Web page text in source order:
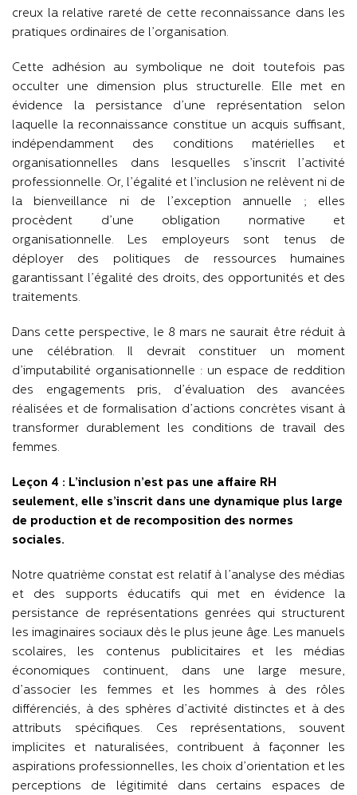
creux la relative rareté de cette reconnaissance dans les
pratiques ordinaires de l’organisation.
Cette adhésion au symbolique ne doit toutefois pas
occulter une dimension plus structurelle. Elle met en
évidence la persistance d’une représentation selon
laquelle la reconnaissance constitue un acquis suffisant,
indépendamment des conditions matérielles et
organisationnelles dans lesquelles s’inscrit l’activité
professionnelle. Or, l’égalité et l’inclusion ne relèvent ni de
la bienveillance ni de l’exception annuelle ; elles
procèdent d’une obligation normative et
organisationnelle. Les employeurs sont tenus de
déployer des politiques de ressources humaines
garantissant l’égalité des droits, des opportunités et des
traitements.
Dans cette perspective, le 8 mars ne saurait être réduit à
une célébration. Il devrait constituer un moment
d’imputabilité organisationnelle : un espace de reddition
des engagements pris, d’évaluation des avancées
réalisées et de formalisation d’actions concrètes visant à
transformer durablement les conditions de travail des
femmes.
Leçon 4 : L’inclusion n’est pas une affaire RH
seulement, elle s’inscrit dans une dynamique plus large
de production et de recomposition des normes
sociales.
Notre quatrième constat est relatif à l’analyse des médias
et des supports éducatifs qui met en évidence la
persistance de représentations genrées qui structurent
les imaginaires sociaux dès le plus jeune âge. Les manuels
scolaires, les contenus publicitaires et les médias
économiques continuent, dans une large mesure,
d’associer les femmes et les hommes à des rôles
différenciés, à des sphères d’activité distinctes et à des
attributs spécifiques. Ces représentations, souvent
implicites et naturalisées, contribuent à façonner les
aspirations professionnelles, les choix d’orientation et les
perceptions de légitimité dans certains espaces de